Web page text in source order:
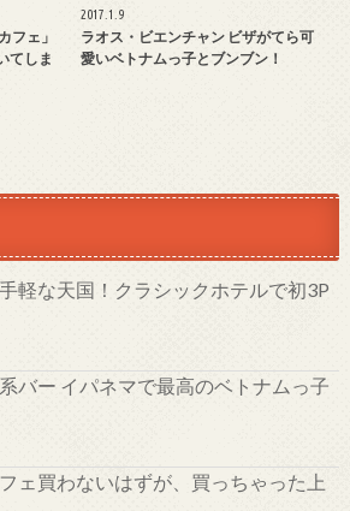
フェ」
てしま
2017.1.9
ラオス・ビエンチャン ビザがてら可
愛いベトナムっ子とブンブン！
軽な天国！クラシックホテルで初3P
バー イパネマで最高のベトナムっ子
ェ買わないはずが、買っちゃった上